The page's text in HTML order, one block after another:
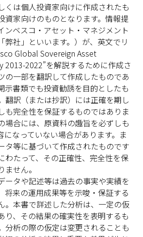
くは個人投資家向けに作成されたも
資家向けのものとなります。情報提
ンベスコ・アセット・マネジメント
弊社」といいます。）が、英文でリ
Global Sovereign Asset
2013-2022”を解説するために作成さ
の一部を翻訳して作成したものであ
示書類でも投資勧誘を目的としたも
翻訳（または抄訳）には正確を期し
も完全性を保証するものではありま
場合には、原資料の趣旨を必ずしも
になっていない場合があります。ま
タ等に基づいて作成されたものです
わたって、その正確性、完全性を保
せん。
ータや記述等は過去の事実や実績を
将来の運用成果等を示唆・保証する
。本書で詳述した分析は、一定の仮
り、その結果の確実性を表明するも
分析の際の仮定は変更されることも